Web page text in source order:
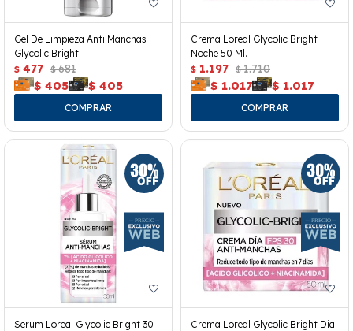
Gel De Limpieza Anti Manchas
Glycolic Bright
$ 477 $ 681
$ 405 $ 405
Crema Loreal Glycolic Bright
Noche 50 Ml.
$ 1.197 $ 1.710
$ 1.017 $ 1.017
Serum Loreal Glycolic Bright 30
Crema Loreal Glycolic Bright Dia